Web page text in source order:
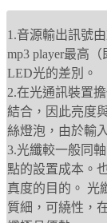
1.音源輸出訊號
mp3 player最高
LED光的差別。
2.在光通訊裝置
結合，因此亮度
絲燈泡，由於輸
3.光纖較一般同
點的設置成本。
真度的目的。 光
質細，可繞性，